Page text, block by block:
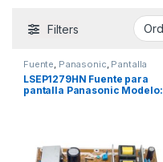
Filters
Fuente, Panasonic, Pantalla
LSEP1279HN Fuente para
pantalla Panasonic Modelo: